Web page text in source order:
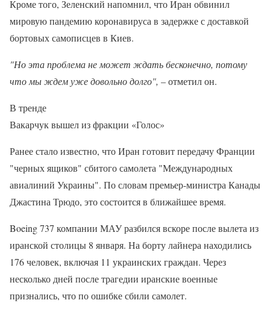
Кроме того, Зеленский напомнил, что Иран обвинил
мировую пандемию коронавируса в задержке с доставкой
бортовых самописцев в Киев.
"Но эта проблема не может ждать бесконечно, потому
что мы ждем уже довольно долго", – отметил он.
В тренде
Вакарчук вышел из фракции «Голос»
Ранее стало известно, что Иран готовит передачу Франции
"черных ящиков" сбитого самолета "Международных
авиалиний Украины". По словам премьер-министра Канады
Джастина Трюдо, это состоится в ближайшее время.
Boeing 737 компании МАУ разбился вскоре после вылета из
иранской столицы 8 января. На борту лайнера находились
176 человек, включая 11 украинских граждан. Через
несколько дней после трагедии иранские военные
признались, что по ошибке сбили самолет.